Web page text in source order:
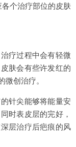
个治疗部位的皮肤
疗过程中会有轻微
肤会有些许发红的
创治疗。
针尖能够将能量安
时表皮层的完好，
层治疗后疤痕的风